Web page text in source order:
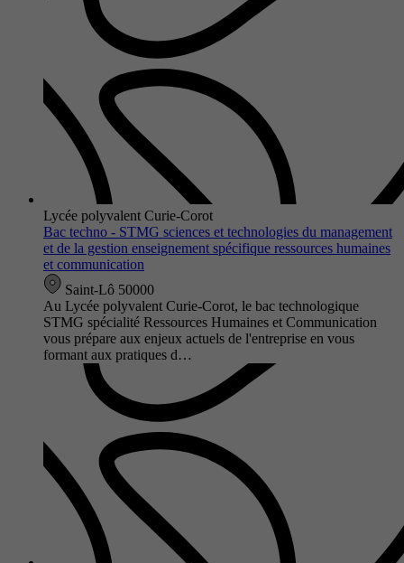
Lycée polyvalent Curie-Corot
Bac techno - STMG sciences et technologies du management
et de la gestion enseignement spécifique ressources humaines
et communication
Saint-Lô 50000
Au Lycée polyvalent Curie-Corot, le bac technologique
STMG spécialité Ressources Humaines et Communication
vous prépare aux enjeux actuels de l'entreprise en vous
formant aux pratiques d…